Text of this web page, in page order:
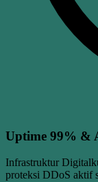
Uptime 99% &
Infrastruktur
proteksi DDoS aktif